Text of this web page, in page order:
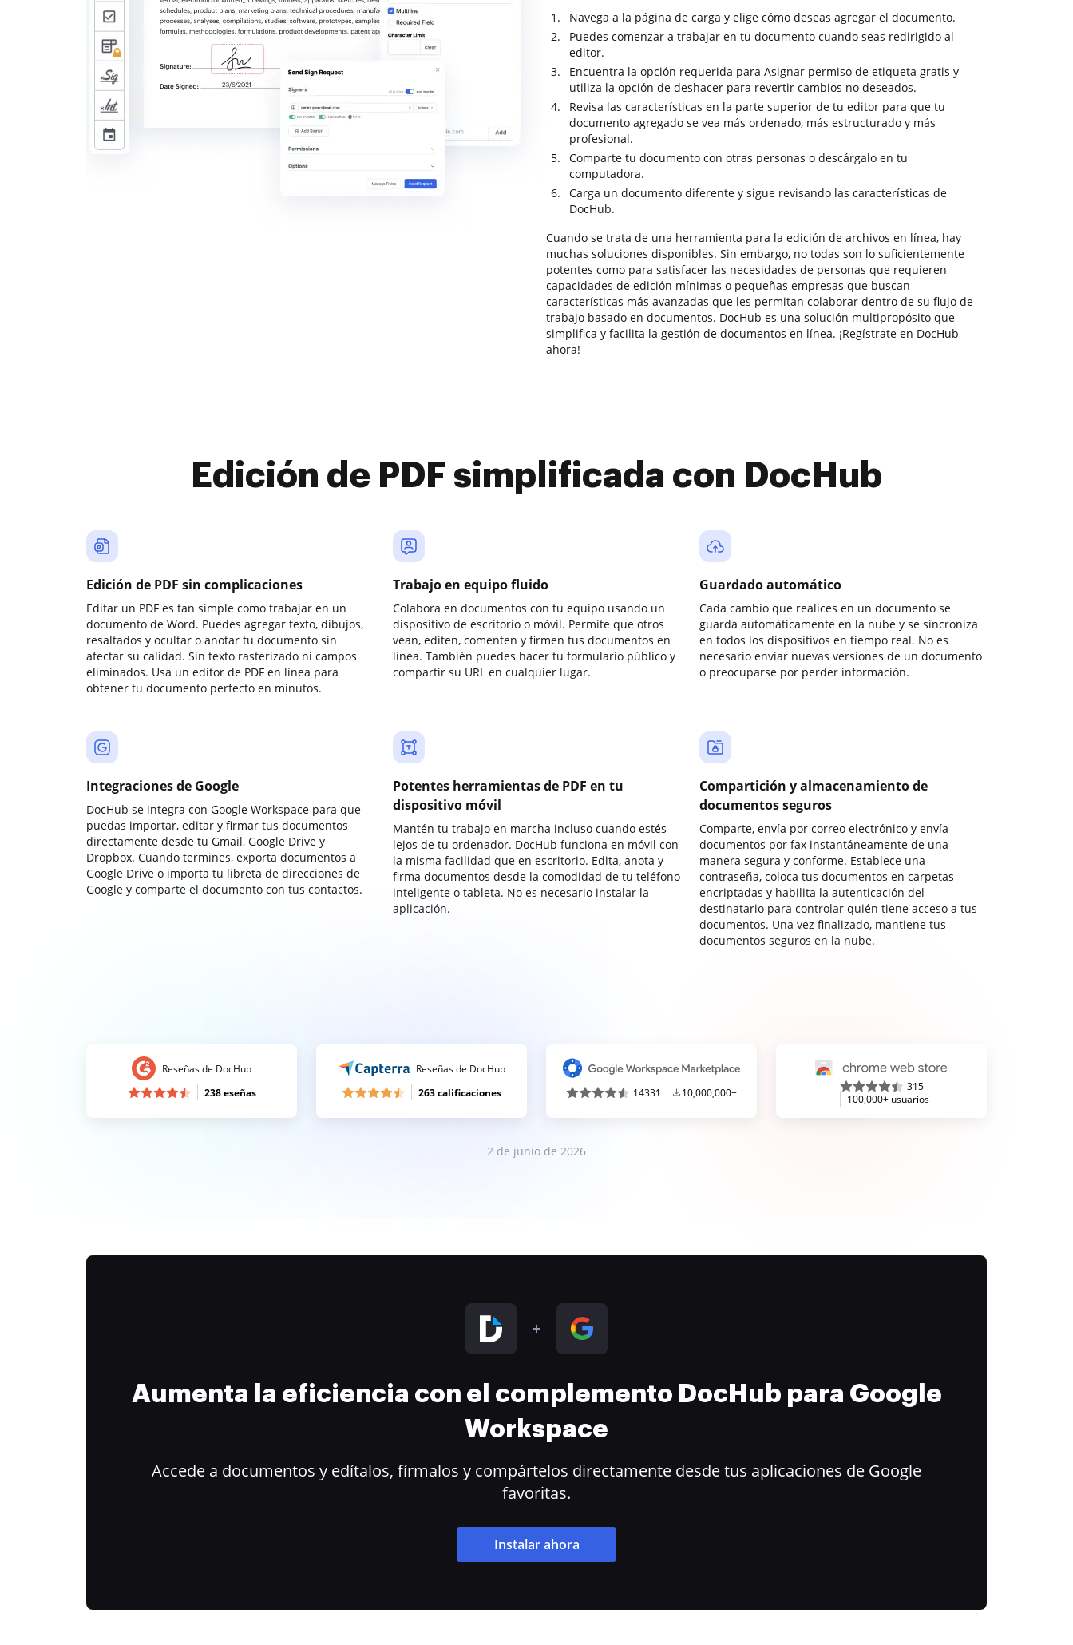
Navega a la página de carga y elige cómo deseas agregar el documento.
Puedes comenzar a trabajar en tu documento cuando seas redirigido al
editor.
Encuentra la opción requerida para Asignar permiso de etiqueta gratis y
utiliza la opción de deshacer para revertir cambios no deseados.
Revisa las características en la parte superior de tu editor para que tu
documento agregado se vea más ordenado, más estructurado y más
profesional.
Comparte tu documento con otras personas o descárgalo en tu
computadora.
Carga un documento diferente y sigue revisando las características de
DocHub.
Cuando se trata de una herramienta para la edición de archivos en línea, hay
muchas soluciones disponibles. Sin embargo, no todas son lo suficientemente
potentes como para satisfacer las necesidades de personas que requieren
capacidades de edición mínimas o pequeñas empresas que buscan
características más avanzadas que les permitan colaborar dentro de su flujo de
trabajo basado en documentos. DocHub es una solución multipropósito que
simplifica y facilita la gestión de documentos en línea. ¡Regístrate en DocHub
ahora!
Edición de PDF simplificada con DocHub
Edición de PDF sin complicaciones
Editar un PDF es tan simple como trabajar en un
documento de Word. Puedes agregar texto, dibujos,
resaltados y ocultar o anotar tu documento sin
afectar su calidad. Sin texto rasterizado ni campos
eliminados. Usa un editor de PDF en línea para
obtener tu documento perfecto en minutos.
Trabajo en equipo fluido
Colabora en documentos con tu equipo usando un
dispositivo de escritorio o móvil. Permite que otros
vean, editen, comenten y firmen tus documentos en
línea. También puedes hacer tu formulario público y
compartir su URL en cualquier lugar.
Guardado automático
Cada cambio que realices en un documento se
guarda automáticamente en la nube y se sincroniza
en todos los dispositivos en tiempo real. No es
necesario enviar nuevas versiones de un documento
o preocuparse por perder información.
Integraciones de Google
DocHub se integra con Google Workspace para que
puedas importar, editar y firmar tus documentos
directamente desde tu Gmail, Google Drive y
Dropbox. Cuando termines, exporta documentos a
Google Drive o importa tu libreta de direcciones de
Google y comparte el documento con tus contactos.
Potentes herramientas de PDF en tu
dispositivo móvil
Mantén tu trabajo en marcha incluso cuando estés
lejos de tu ordenador. DocHub funciona en móvil con
la misma facilidad que en escritorio. Edita, anota y
firma documentos desde la comodidad de tu teléfono
inteligente o tableta. No es necesario instalar la
aplicación.
Compartición y almacenamiento de
documentos seguros
Comparte, envía por correo electrónico y envía
documentos por fax instantáneamente de una
manera segura y conforme. Establece una
contraseña, coloca tus documentos en carpetas
encriptadas y habilita la autenticación del
destinatario para controlar quién tiene acceso a tus
documentos. Una vez finalizado, mantiene tus
documentos seguros en la nube.
Reseñas de DocHub
238 eseñas
Reseñas de DocHub
263 calificaciones
14331 10,000,000+
315
100,000+ usuarios
2 de junio de 2026
Aumenta la eficiencia con el complemento DocHub para Google
Workspace
Accede a documentos y edítalos, fírmalos y compártelos directamente desde tus aplicaciones de Google
favoritas.
Instalar ahora